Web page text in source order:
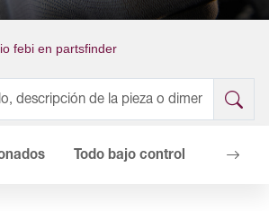
febi en partsfinder
Todo bajo control Tus